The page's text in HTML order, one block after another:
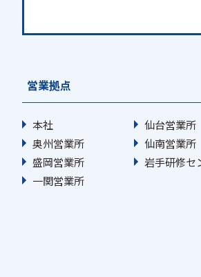
営業拠点
本社
奥州営業所
盛岡営業所
一関営業所
仙台営業所
仙南営業所
岩手研修セ